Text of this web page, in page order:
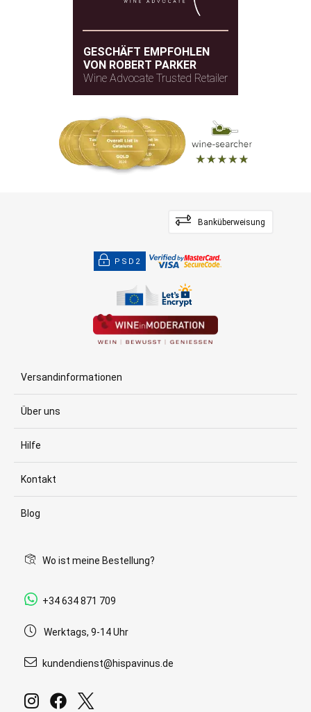
GESCHÄFT EMPFOHLEN
VON ROBERT PARKER
Wine Advocate Trusted Retailer
Banküberweisung
PSD2
Versandinformationen
Über uns
Hilfe
Kontakt
Blog
Wo ist meine Bestellung?
+34 634 871 709
Werktags, 9-14 Uhr
kundendienst@hispavinus.de